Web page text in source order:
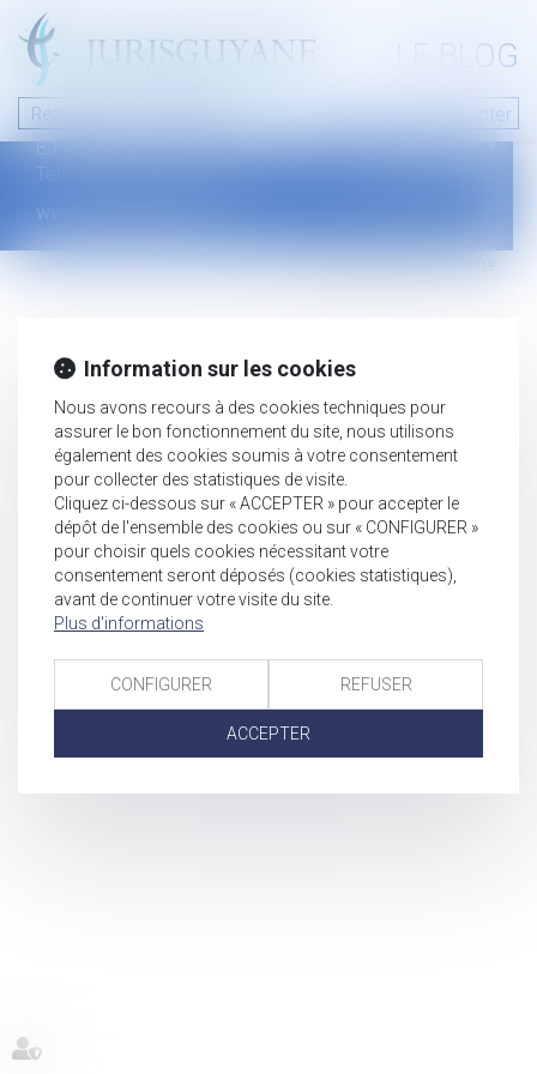
LE BLOG
Nous contacter
46 avenue de la liberté
B.P.315 - 97327 Cayenne Cedex
Tel : +594 594 29 45 35
www.jurisguyane.com
Mentions légales
Information sur les cookies
Nous avons recours à des cookies techniques pour
assurer le bon fonctionnement du site, nous utilisons
également des cookies soumis à votre consentement
pour collecter des statistiques de visite.
Cliquez ci-dessous sur « ACCEPTER » pour accepter le
dépôt de l'ensemble des cookies ou sur « CONFIGURER »
pour choisir quels cookies nécessitant votre
consentement seront déposés (cookies statistiques),
avant de continuer votre visite du site.
Plus d'informations
CONFIGURER REFUSER
ACCEPTER